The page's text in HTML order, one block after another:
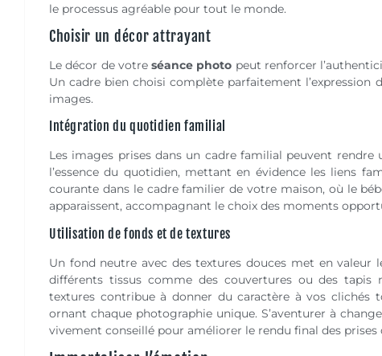
le processus agréable pour tout le monde.
Choisir un décor attrayant
Le décor de votreséance photo peut renforcer
Un cadre bien choisi complète parfaitement l’expression
images.
Intégration du quotidien familial
Les images prises dans un cadre familial peuvent
l’essence du quotidien, mettant en évidence les liens
courante dans le cadre familier de votre maison, où le
apparaissent, accompagnant le choix des moments
Utilisation de fonds et de textures
Un fond neutre avec des textures douces met en valeur
différents tissus comme des couvertures ou des tapis
textures contribue à donner du caractère à vos clichés
ornant chaque photographie unique. S’aventurer à
vivement conseillé pour améliorer le rendu final des prises